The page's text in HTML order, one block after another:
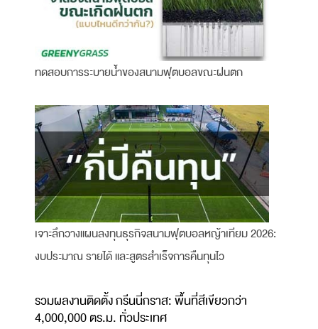
ทดสอบการระบายน้ำของสนามฟุตบอลขณะฝนตก
เจาะลึกวางแผนลงทุนธุรกิจสนามฟุตบอลหญ้าเทียม 2026:
งบประมาณ รายได้ และสูตรสำเร็จการคืนทุนไว
รวมผลงานติดตั้ง กรีนนี่กราส: พื้นที่สีเขียวกว่า
4,000,000 ตร.ม. ทั่วประเทศ